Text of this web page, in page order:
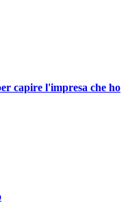
capire l'impresa che ho